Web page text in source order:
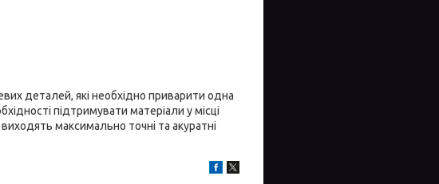
деталей, які необхідно приварити одна
підтримувати матеріали у місці
максимально точні та акуратні